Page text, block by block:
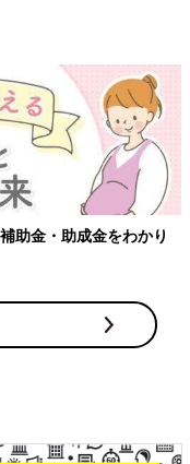
助金・助成金をわかり